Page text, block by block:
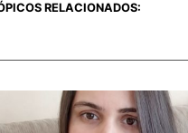
RELACIONADOS: